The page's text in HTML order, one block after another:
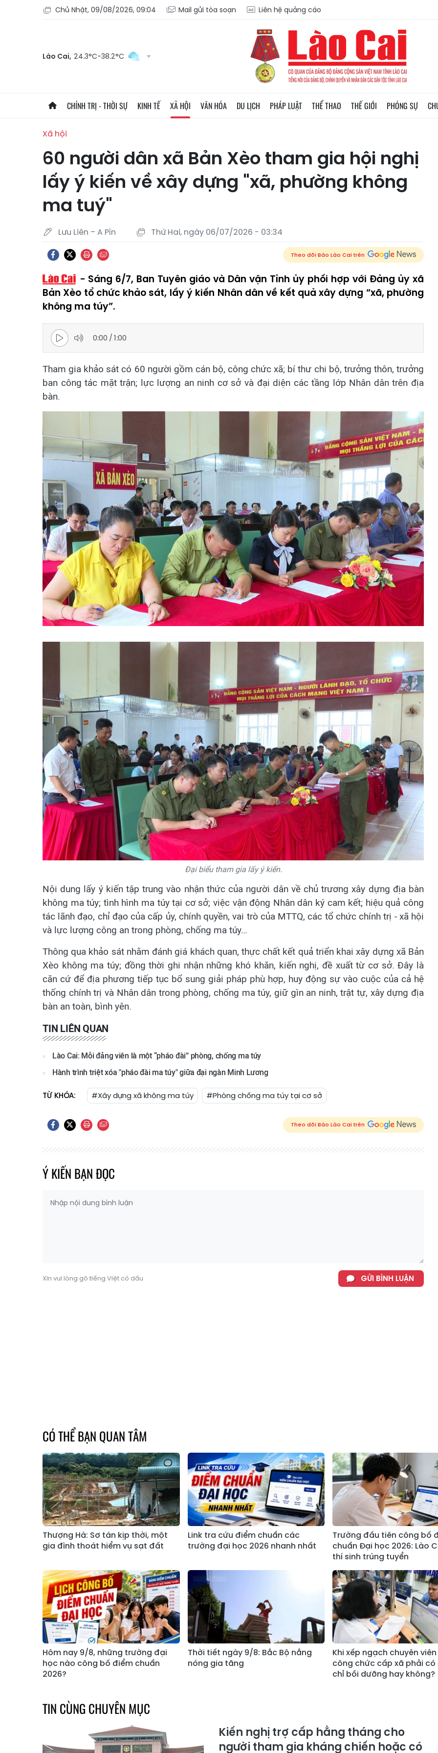
Chủ Nhật, 09/08/2026, 09:04 Mail gửi tòa soạn Liên hệ quảng cáo
Lào Cai, 24.3°C-38.2°C
CHÍNH TRỊ - THỜI SỰ KINH TẾ XÃ HỘI VĂN HÓA DU LỊCH PHÁP LUẬT THỂ THAO THẾ GIỚI PHÓNG SỰ
Xã hội
60 người dân xã Bản Xèo tham gia hội nghị
lấy ý kiến về xây dựng "xã, phường không
ma tuý"
Lưu Liên – A Pìn Thứ Hai, ngày 06/07/2026 - 03:34
Theo dõi Báo Lào Cai trên
Sáng 6/7, Ban Tuyên giáo và Dân vận Tỉnh ủy phối hợp với Đảng ủy xã
Bản Xèo tổ chức khảo sát, lấy ý kiến Nhân dân về kết quả xây dựng “xã, phường
không ma túy”.
0:00 /1:00
Tham gia khảo sát có 60 người gồm cán bộ, công chức xã; bí thư chi bộ, trưởng thôn, trưởng
ban công tác mặt trận; lực lượng an ninh cơ sở và đại diện các tầng lớp Nhân dân trên địa
bàn.
Đại biểu tham gia lấy ý kiến.
Nội dung lấy ý kiến tập trung vào nhận thức của người dân về chủ trương xây dựng địa bàn
không ma túy; tình hình ma túy tại cơ sở; việc vận động Nhân dân ký cam kết; hiệu quả công
tác lãnh đạo, chỉ đạo của cấp ủy, chính quyền, vai trò của MTTQ, các tổ chức chính trị - xã hội
và lực lượng công an trong phòng, chống ma túy…
Thông qua khảo sát nhằm đánh giá khách quan, thực chất kết quả triển khai xây dựng xã Bản
Xèo không ma túy; đồng thời ghi nhận những khó khăn, kiến nghị, đề xuất từ cơ sở. Đây là
căn cứ để địa phương tiếp tục bổ sung giải pháp phù hợp, huy động sự vào cuộc của cả hệ
thống chính trị và Nhân dân trong phòng, chống ma túy, giữ gìn an ninh, trật tự, xây dựng địa
bàn an toàn, bình yên.
TIN LIÊN QUAN
Lào Cai: Mỗi đảng viên là một “pháo đài” phòng, chống ma túy
Hành trình triệt xóa "pháo đài ma túy" giữa đại ngàn Minh Lương
TỪ KHÓA: #Xây dựng xã không ma túy #Phòng chống ma túy tại cơ sở
Theo dõi Báo Lào Cai trên
Ý KIẾN BẠN ĐỌC
Xin vui lòng gõ tiếng Việt có dấu GỬI BÌNH LUẬN
CÓ THỂ BẠN QUAN TÂM
Thượng Hà: Sơ tán kịp thời, một
gia đình thoát hiểm vụ sạt đất
Link tra cứu điểm chuẩn các
trường đại học 2026 nhanh nhất
Trường đầu tiên công bố
chuẩn Đại học 2026: Lào
thí sinh trúng tuyển
Hôm nay 9/8, những trường đại
học nào công bố điểm chuẩn
2026?
Thời tiết ngày 9/8: Bắc Bộ nắng
nóng gia tăng
Khi xếp ngạch chuyên
công chức cấp xã phải có
chỉ bồi dưỡng hay không?
TIN CÙNG CHUYÊN MỤC
Kiến nghị trợ cấp hằng tháng cho
người tham gia kháng chiến hoặc có